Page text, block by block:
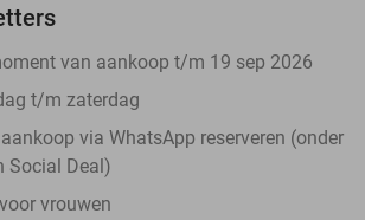
van aankoop t/m 19 sep 2026
t/m zaterdag
via WhatsApp reserveren (onder
Social Deal)
vrouwen